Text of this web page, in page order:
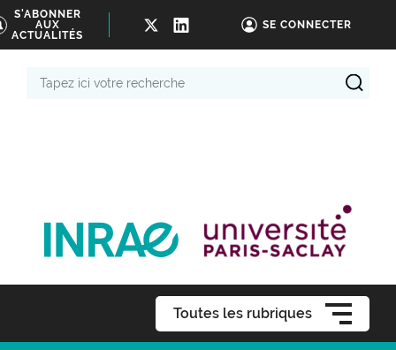
S'ABONNER
AUX
ACTUALITÉS
SE CONNECTER
Toutes les rubriques